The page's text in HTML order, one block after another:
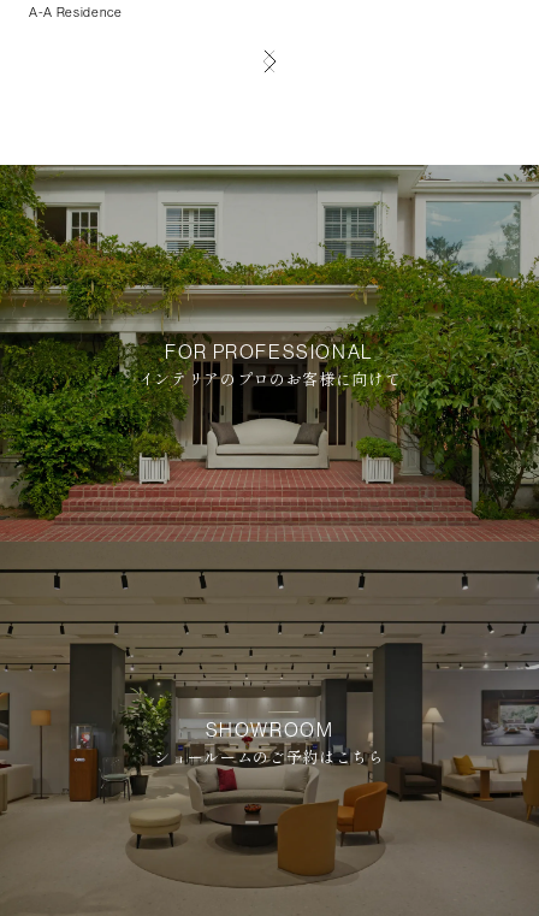
A-A Residence
FOR PROFESSIONAL
インテリアのプロのお客様に向けて
SHOWROOM
ショールームのご予約はこちら